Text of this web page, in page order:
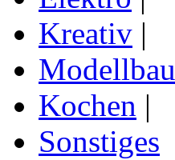
Kreativ |
Modellbau
Kochen |
Sonstiges